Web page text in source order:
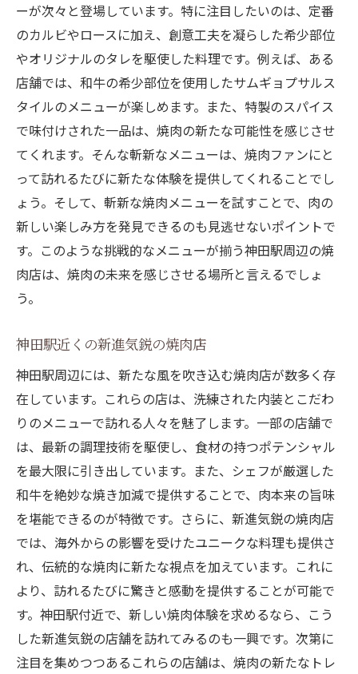
ーが次々と登場しています。特に注目したいのは、定番
のカルビやロースに加え、創意工夫を凝らした希少部位
やオリジナルのタレを駆使した料理です。例えば、ある
店舗では、和牛の希少部位を使用したサムギョプサルス
タイルのメニューが楽しめます。また、特製のスパイス
で味付けされた一品は、焼肉の新たな可能性を感じさせ
てくれます。そんな斬新なメニューは、焼肉ファンにと
って訪れるたびに新たな体験を提供してくれることでし
ょう。そして、斬新な焼肉メニューを試すことで、肉の
新しい楽しみ方を発見できるのも見逃せないポイントで
す。このような挑戦的なメニューが揃う神田駅周辺の焼
肉店は、焼肉の未来を感じさせる場所と言えるでしょ
う。
神田駅近くの新進気鋭の焼肉店
神田駅周辺には、新たな風を吹き込む焼肉店が数多く存
在しています。これらの店は、洗練された内装とこだわ
りのメニューで訪れる人々を魅了します。一部の店舗で
は、最新の調理技術を駆使し、食材の持つポテンシャル
を最大限に引き出しています。また、シェフが厳選した
和牛を絶妙な焼き加減で提供することで、肉本来の旨味
を堪能できるのが特徴です。さらに、新進気鋭の焼肉店
では、海外からの影響を受けたユニークな料理も提供さ
れ、伝統的な焼肉に新たな視点を加えています。これに
より、訪れるたびに驚きと感動を提供することが可能で
す。神田駅付近で、新しい焼肉体験を求めるなら、こう
した新進気鋭の店舗を訪れてみるのも一興です。次第に
注目を集めつつあるこれらの店舗は、焼肉の新たなトレ